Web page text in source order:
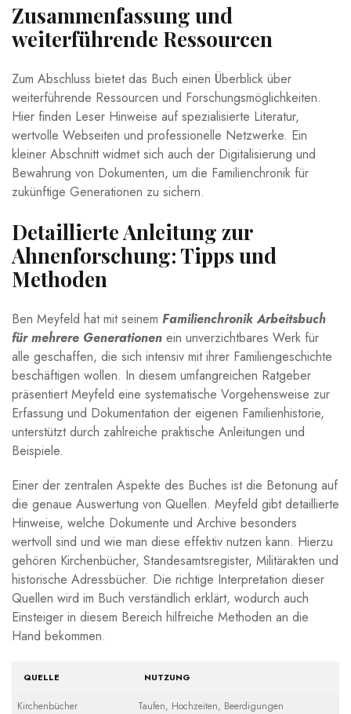
Zusammenfassung und
weiterführende Ressourcen
Zum ​Abschluss bietet ​das Buch ⁢einen Überblick über‍
weiterführende Ressourcen und Forschungsmöglichkeiten.
⁤Hier ‌finden Leser Hinweise auf spezialisierte Literatur,
wertvolle Webseiten​ und professionelle Netzwerke.‌ Ein
kleiner⁤ Abschnitt widmet​ sich auch⁤ der Digitalisierung‍ und
Bewahrung ⁢von Dokumenten, ⁤um die ​Familienchronik für
zukünftige Generationen zu sichern.
Detaillierte Anleitung zur
Ahnenforschung: ‌Tipps und
Methoden
Ben Meyfeld hat mit⁣ seinem⁣ Familienchronik Arbeitsbuch
‌für mehrere Generationen ein unverzichtbares Werk für
alle geschaffen, die sich intensiv mit ihrer‍ Familiengeschichte
beschäftigen wollen. In diesem umfangreichen⁣ Ratgeber
präsentiert Meyfeld eine systematische Vorgehensweise zur
Erfassung und Dokumentation der⁣ eigenen⁤ Familienhistorie,⁣
unterstützt durch zahlreiche praktische Anleitungen und‌
Beispiele.
Einer⁢ der zentralen Aspekte des Buches ist die Betonung auf
die genaue Auswertung von Quellen. ‍Meyfeld gibt⁢ detaillierte
Hinweise,‌ welche Dokumente und Archive besonders
wertvoll sind und wie man diese effektiv⁣ nutzen kann.‌ Hierzu ​
gehören Kirchenbücher, Standesamtsregister, Militärakten und
historische Adressbücher.‌ Die richtige Interpretation dieser
Quellen wird im Buch ‌verständlich erklärt, wodurch ​auch⁢
Einsteiger‌ in diesem Bereich hilfreiche Methoden an die
Hand bekommen.
QUELLE NUTZUNG
Kirchenbücher
Taufen, Hochzeiten, Beerdigungen